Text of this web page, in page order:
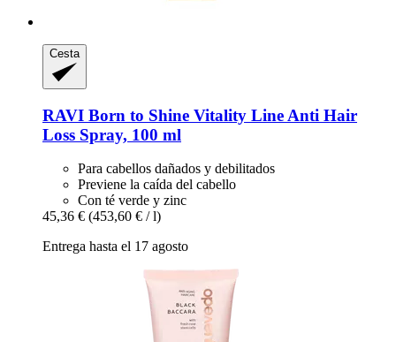
Cesta
RAVI Born to Shine Vitality Line Anti Hair
Loss Spray, 100 ml
Para cabellos dañados y debilitados
Previene la caída del cabello
Con té verde y zinc
45,36 € (453,60 € / l)
Entrega hasta el 17 agosto